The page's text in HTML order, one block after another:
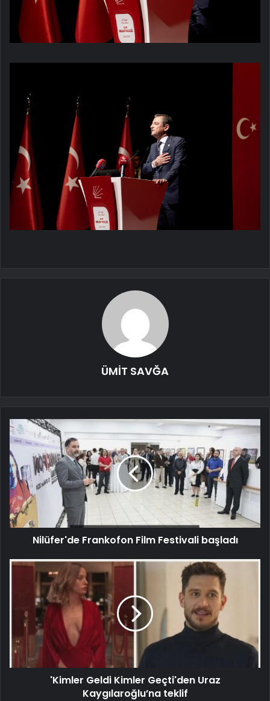
ÜMİT SAVĞA
Nilüfer'de Frankofon Film Festivali başladı
'Kimler Geldi Kimler Geçti'den Uraz
Kaygılaroğlu’na teklif